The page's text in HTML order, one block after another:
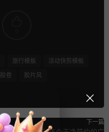
旅行模板
活动快剪模板
胶卷 胶片风
下一篇